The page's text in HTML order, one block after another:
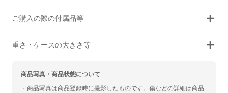
ご購入の際の付属品等
重さ・ケースの大きさ等
カジュアル ビジネス
商品写真・商品状態について
・商品写真は商品登録時に撮影したものです。傷などの詳細は商品